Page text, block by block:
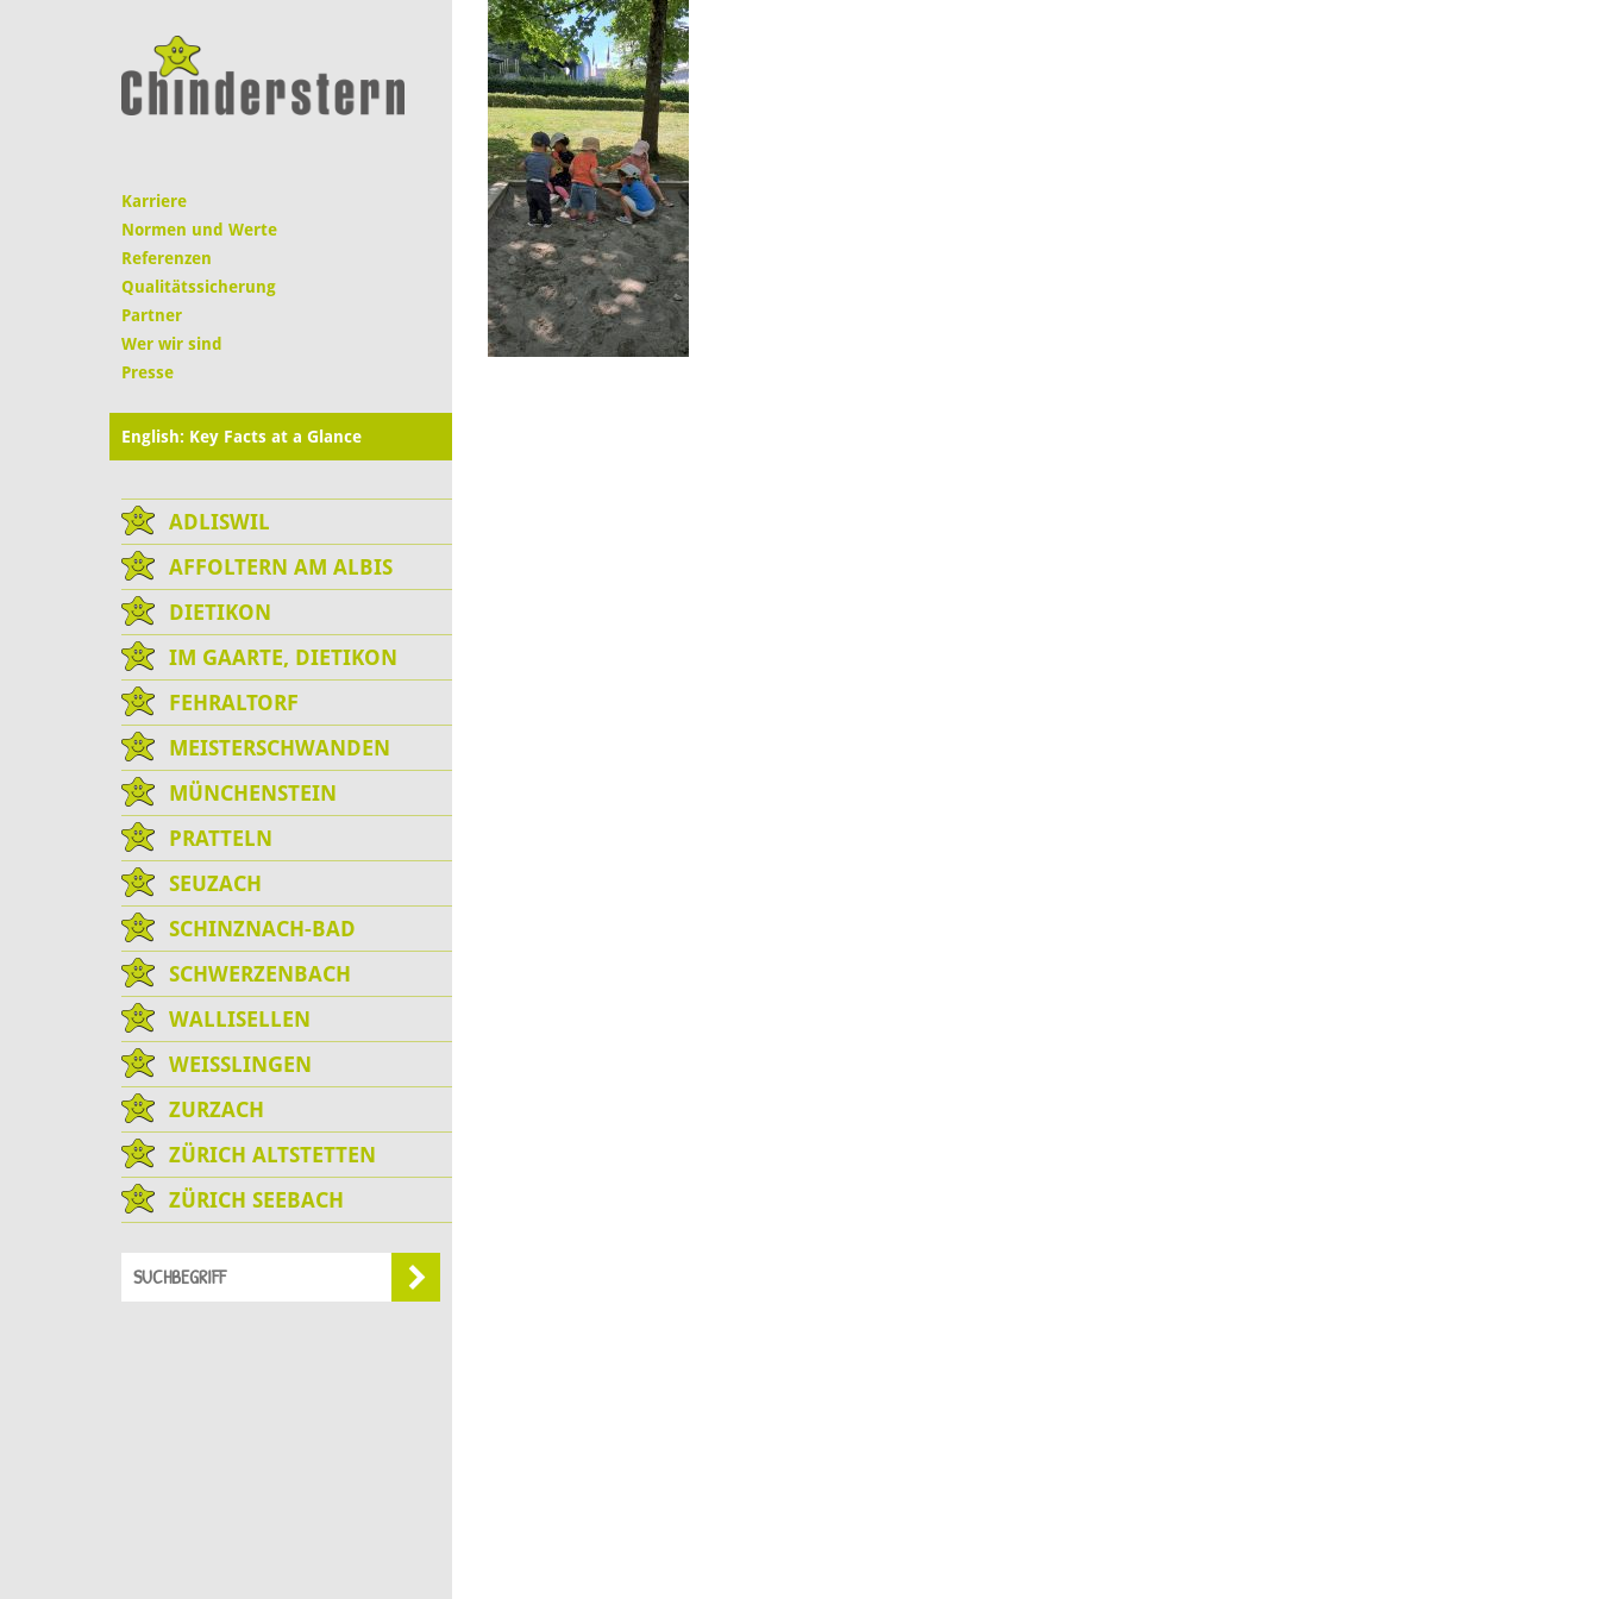
Karriere
Normen und Werte
Referenzen
Qualitätssicherung
Partner
Wer wir sind
Presse
English: Key Facts at a Glance
ADLISWIL
AFFOLTERN AM ALBIS
DIETIKON
IM GAARTE, DIETIKON
FEHRALTORF
MEISTERSCHWANDEN
MÜNCHENSTEIN
PRATTELN
SEUZACH
SCHINZNACH-BAD
SCHWERZENBACH
WALLISELLEN
WEISSLINGEN
ZURZACH
ZÜRICH ALTSTETTEN
ZÜRICH SEEBACH